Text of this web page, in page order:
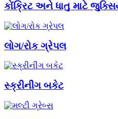
કોંક્રિટ અને ધાતુ માટે
લોગ/રોક ગ્રેપલ
સ્ક્રીનીંગ બકેટ